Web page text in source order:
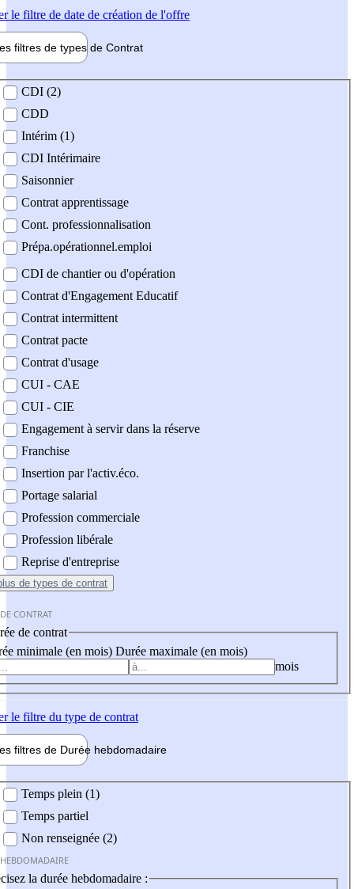
le filtre de date de création de l'offre
filtres de types de Contrat
contrat
CDI (2)
CDD
Intérim (1)
CDI Intérimaire
Saisonnier
Contrat apprentissage
Cont. professionnalisation
Prépa.opérationnel.emploi
CDI de chantier ou d'opération
Contrat d'Engagement Educatif
Contrat intermittent
Contrat pacte
Contrat d'usage
CUI - CAE
CUI - CIE
Engagement à servir dans la réserve
Franchise
Insertion par l'activ.éco.
Portage salarial
Profession commerciale
Profession libérale
Reprise d'entreprise
de types de contrat
CONTRAT
de contrat
minimale (en mois) Durée maximale (en mois)
mois
le filtre du type de contrat
filtres de Durée hebdomadaire
Temps plein (1)
Temps partiel
Non renseignée (2)
la durée hebdomadaire :